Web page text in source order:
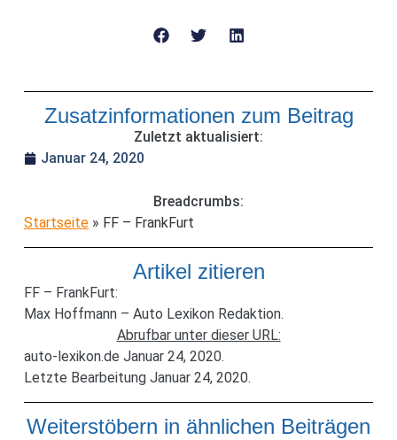
Zusatzinformationen zum Beitrag
Zuletzt aktualisiert:
Januar 24, 2020
Breadcrumbs:
Startseite» FF – FrankFurt
Artikel zitieren
FF – FrankFurt:
Max Hoffmann – Auto Lexikon Redaktion.
Abrufbar unter dieser URL:
auto-lexikon.de Januar 24, 2020.
Letzte Bearbeitung Januar 24, 2020.
Weiterstöbern in ähnlichen Beiträgen